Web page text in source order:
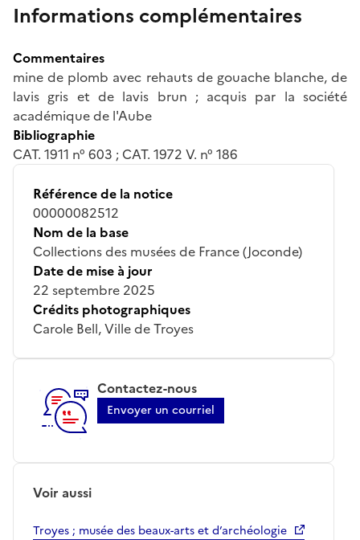
Informations complémentaires
Commentaires
mine de plomb avec rehauts de gouache blanche, de
lavis gris et de lavis brun ; acquis par la société
académique de l'Aube
Bibliographie
CAT. 1911 n° 603 ; CAT. 1972 V. n° 186
Référence de la notice
00000082512
Nom de la base
Collections des musées de France (Joconde)
Date de mise à jour
22 septembre 2025
Crédits photographiques
Carole Bell, Ville de Troyes
Contactez-nous
Envoyer un courriel
Voir aussi
Troyes ; musée des beaux-arts et d’archéologie